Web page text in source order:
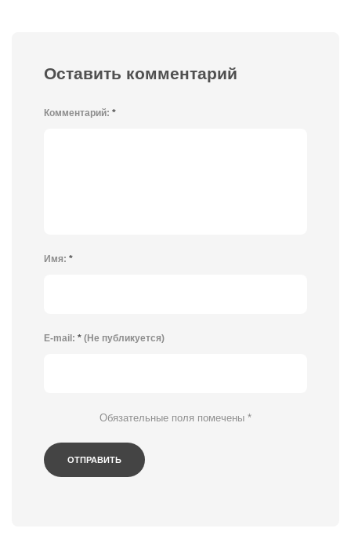
Оставить комментарий
Комментарий: *
Имя: *
E-mail: * (Не публикуется)
Обязательные поля помечены *